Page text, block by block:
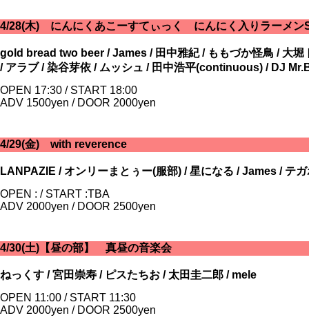
4/28(木) にんにくあこーすてぃっく にんにく入りラーメン
gold bread two beer / James / 田中雅紀 / ももづか怪鳥 / 大
/ アラブ / 染谷芽依 / ムッシュ / 田中浩平(continuous) / DJ
OPEN 17:30 / START 18:00
ADV 1500yen / DOOR 2000yen
4/29(金) with reverence
LANPAZIE / オンリーまとぅー(服部) / 星になる / James / テ
OPEN : / START :TBA
ADV 2000yen / DOOR 2500yen
4/30(土)【昼の部】 真昼の音楽会
ねっくす / 宮田崇寿 / ピスたちお / 太田圭二郎 / mele
OPEN 11:00 / START 11:30
ADV 2000yen / DOOR 2500yen